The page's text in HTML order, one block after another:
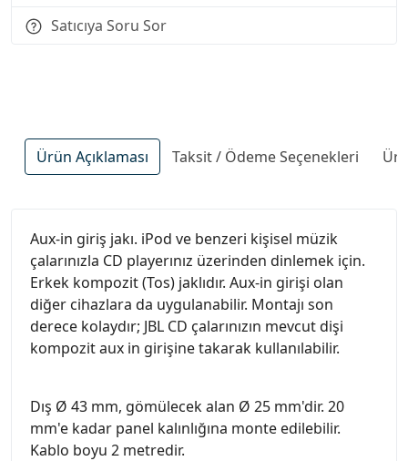
Satıcıya Soru Sor
Ürün Açıklaması Taksit / Ödeme Seçenekleri
Aux-in giriş jakı. iPod ve benzeri kişisel müzik
çalarınızla CD playerınız üzerinden dinlemek için.
Erkek kompozit (Tos) jaklıdır. Aux-in girişi olan
diğer cihazlara da uygulanabilir. Montajı son
derece kolaydır; JBL CD çalarınızın mevcut dişi
kompozit aux in girişine takarak kullanılabilir.
Dış Ø 43 mm, gömülecek alan Ø 25 mm'dir. 20
mm'e kadar panel kalınlığına monte edilebilir.
Kablo boyu 2 metredir.